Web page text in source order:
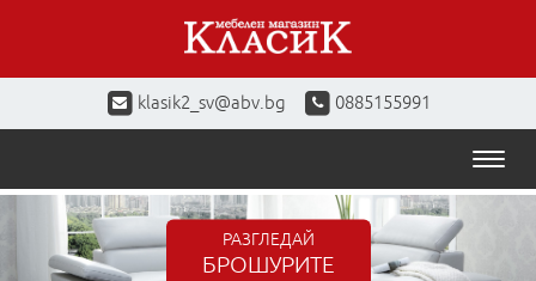
klasik2_sv@abv.bg 0885155991
РАЗГЛЕДАЙ
БРОШУРИТЕ